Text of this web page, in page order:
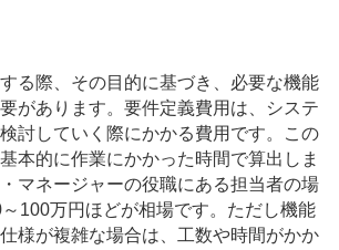
る際、その目的に基づき、必要な機能
があります。要件定義費用は、システ
討していく際にかかる費用です。この
本的に作業にかかった時間で算出しま
マネージャーの役職にある担当者の場
100万円ほどが相場です。ただし機能
様が複雑な場合は、工数や時間がかか